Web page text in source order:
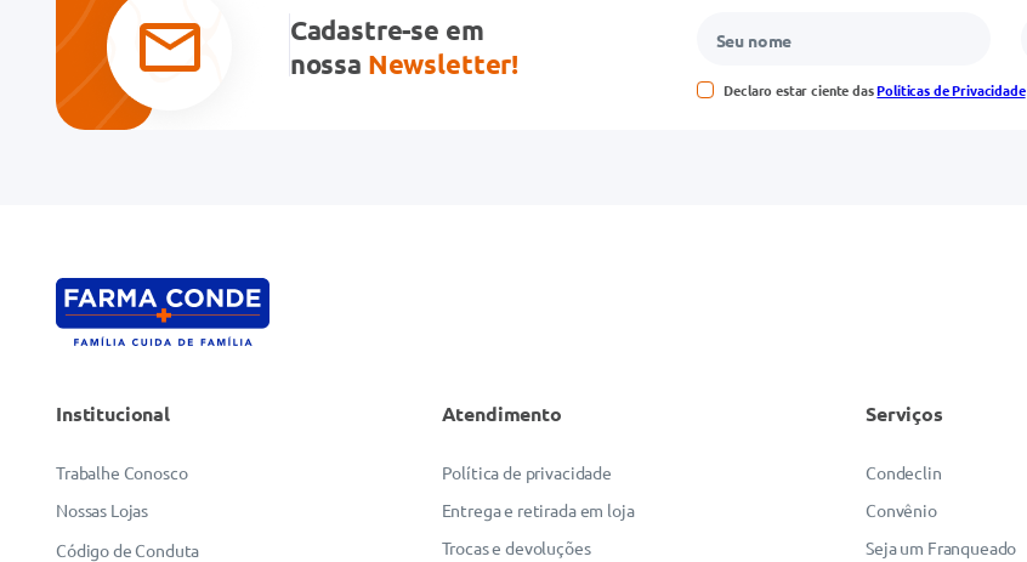
★★★
Seu nome
Cadastre-se em
nossa Newsletter!
Declaro estar ciente dasPolíticas de Privacidade
Institucional
Trabalhe Conosco
Nossas Lojas
Código de Conduta
Atendimento
Política de privacidade
Entrega e retirada em loja
Trocas e devoluções
Serviços
Condeclin
Convênio
Seja um Franqueado